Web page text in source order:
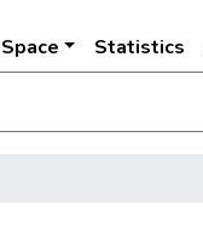
Statistics